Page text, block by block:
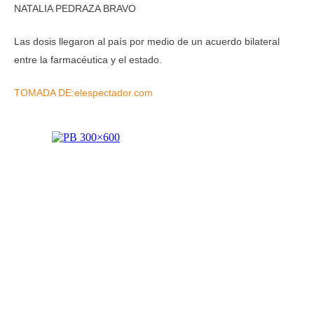
NATALIA PEDRAZA BRAVO
Las dosis llegaron al país por medio de un acuerdo bilateral
entre la farmacéutica y el estado.
TOMADA DE:elespectador.com